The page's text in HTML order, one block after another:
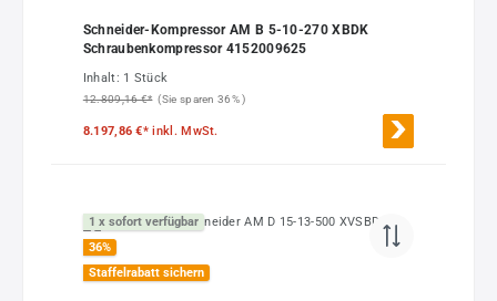
Schneider-Kompressor AM B 5-10-270 XBDK
Schraubenkompressor 4152009625
Inhalt: 1 Stück
12.809,16 €* (Sie sparen 36% )
8.197,86 €*inkl. MwSt.
1 x sofort verfügbar
36%
Staffelrabatt sichern